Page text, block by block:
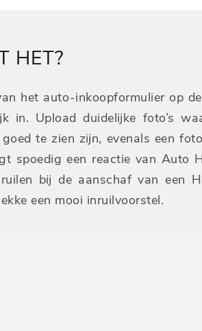
HET?
het auto-inkoopformulier op
in. Upload duidelijke foto’s
te zien zijn, evenals een
spoedig een reactie van Auto
bij de aanschaf van een
een mooi inruilvoorstel.